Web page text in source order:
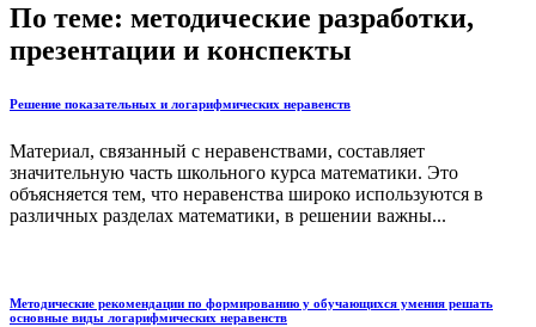
По теме: методические разработки,
презентации и конспекты
Решение показательных и логарифмических неравенств
Материал, связанный с неравенствами, составляет
значительную часть школьного курса математики. Это
объясняется тем, что неравенства широко используются в
различных разделах математики, в решении важны...
Методические рекомендации по формированию у обучающихся умения решать
основные виды логарифмических неравенств